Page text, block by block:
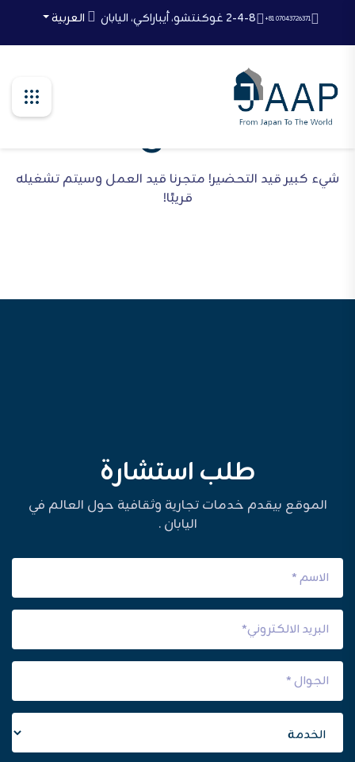
the
+81 07043726371 2-4-8 غوكنتشو، أيباراكي، اليابان العربية
أشياء رائعة تلوح في
الأفق
شيء كبير قيد التحضير! متجرنا قيد العمل وسيتم تشغيله
قريبًا!
طلب استشارة
الموقع بيقدم خدمات تجارية وثقافية حول العالم في
اليابان .